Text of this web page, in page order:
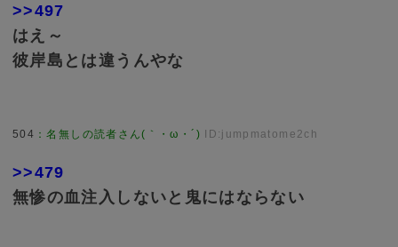
>>497
はえ～
彼岸島とは違うんやな
504 ：名無しの読者さん(｀・ω・´) ID:jumpmatome2ch
>>479
無惨の血注入しないと鬼にはならない